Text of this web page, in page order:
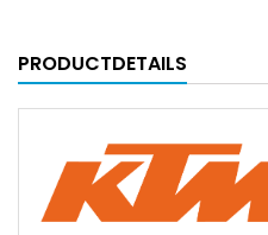
PRODUCTDETAILS